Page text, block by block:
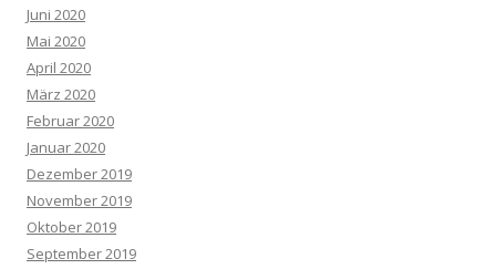
Juni 2020
Mai 2020
April 2020
März 2020
Februar 2020
Januar 2020
Dezember 2019
November 2019
Oktober 2019
September 2019